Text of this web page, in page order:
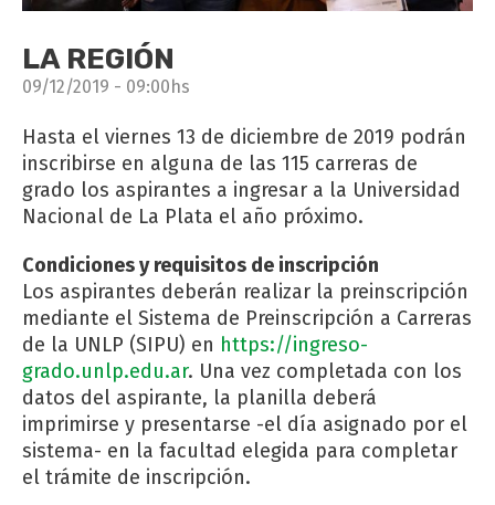
LA REGIÓN
09/12/2019 - 09:00hs
Hasta el viernes 13 de diciembre de 2019 podrán
inscribirse en alguna de las 115 carreras de
grado los aspirantes a ingresar a la Universidad
Nacional de La Plata el año próximo.
Condiciones y requisitos de inscripción
Los aspirantes deberán realizar la preinscripción
mediante el Sistema de Preinscripción a Carreras
de la UNLP (SIPU) en https://ingreso-
grado.unlp.edu.ar. Una vez completada con los
datos del aspirante, la planilla deberá
imprimirse y presentarse -el día asignado por el
sistema- en la facultad elegida para completar
el trámite de inscripción.